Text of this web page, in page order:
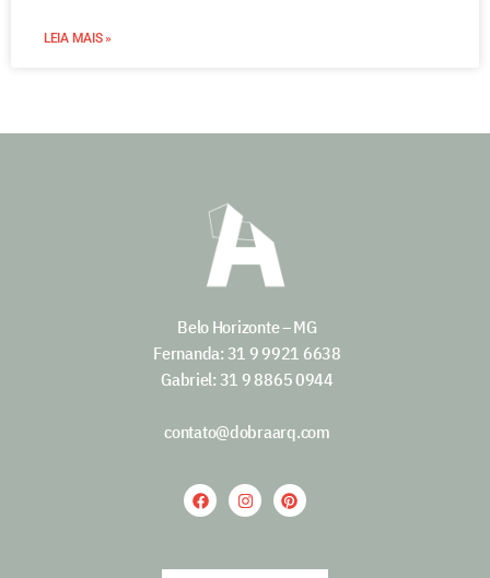
LEIA MAIS »
Belo Horizonte – MG
Fernanda: 31 9 9921 6638
Gabriel: 31 9 8865 0944
contato@dobraarq.com